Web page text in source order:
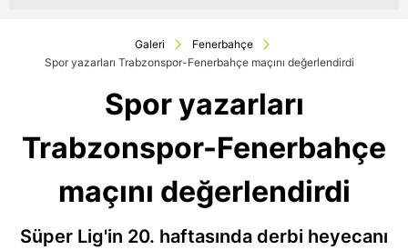
Galeri
Fenerbahçe
Spor yazarları Trabzonspor-Fenerbahçe maçını değerlendirdi
Spor yazarları
Trabzonspor-Fenerbahçe
maçını değerlendirdi
Süper Lig'in 20. haftasında derbi heyecanı